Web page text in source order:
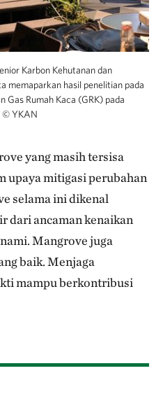
Karbon Kehutanan dan
memaparkan hasil penelitian pada
Gas Rumah Kaca (GRK) pada
©YKAN
yang masih tersisa
upaya mitigasi perubahan
selama ini dikenal
dari ancaman kenaikan
Mangrove juga
baik. Menjaga
mampu berkontribusi